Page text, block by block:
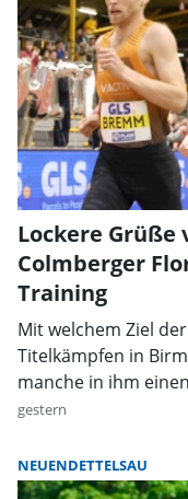
Lockere
Colmberger
Training
Mit welchem Ziel
Titelkämpfen in
manche in ihm
gestern
NEUENDETTELSAU